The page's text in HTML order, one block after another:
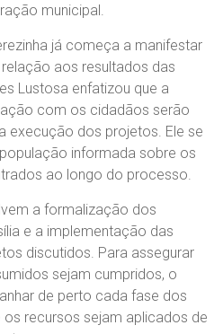
municipal.
já começa a manifestar
aos resultados das
Lustosa enfatizou que a
com os cidadãos serão
execução dos projetos. Ele se
informada sobre os
ao longo do processo.
a formalização dos
e a implementação das
discutidos. Para assegurar
sejam cumpridos, o
de perto cada fase dos
recursos sejam aplicados de